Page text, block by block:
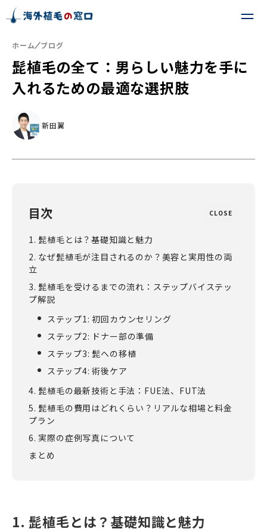
ホーム ブログ
髭植毛の全て：男らしい魅力を手に
入れるための最適な選択肢
新田翼
CLOSE
目次
1. 髭植毛とは？基礎知識と魅力
2. なぜ髭植毛が注目されるのか？美容と実用性の両
立
3. 髭植毛を受けるまでの流れ：ステップバイステッ
プ解説
ステップ1: 初回カウンセリング
ステップ2: ドナー部の準備
ステップ3: 髭への移植
ステップ4: 術後ケア
4. 髭植毛の最新技術と手法：FUE法、FUT法
5. 髭植毛の費用はどれくらい？リアルな相場と料金
プラン
6. 実際の症例写真について
まとめ
1. 髭植毛とは？基礎知識と魅力